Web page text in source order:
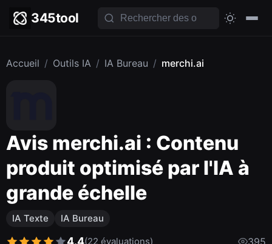
345tool
Accueil / Outils IA / IA Bureau / merchi.ai
Avis merchi.ai : Contenu
produit optimisé par l'IA à
grande échelle
IA Texte IA Bureau
4.4(22 évaluations) 395